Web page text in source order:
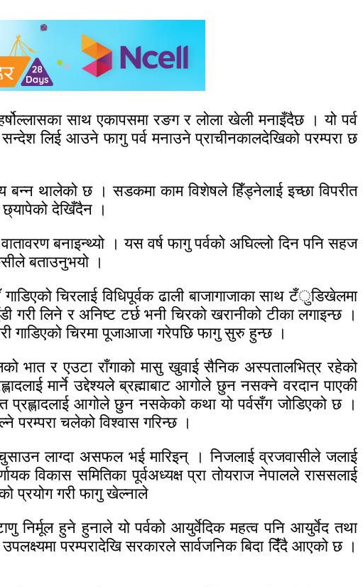
साथ एकापसमा रङग र लोला खेली मनाइँदैछ । यो पर्व
लिई आउने फागु पर्व मनाउने प्राचीनकालदेखिको परम्परा छ
बन्न थालेको छ । सडकमा काम विशेषले हिँड्नेलाई इच्छा विपरीत
छ्यापेको देखिँदैन ।
बनाइन्थ्यो । यस वर्ष फागु पर्वको अघिल्लो दिन पनि सहज
बताउनुभयो ।
चिरलाई विधिपूर्वक ढाली बाजागाजाका साथ टँुडिखेलमा
लिने र अनिष्ट टर्छ भनी चिरको खरानीको टीका लगाइन्छ ।
गाडिएको चिरमा पूजाआजा गरेपछि फागु सुरु हुन्छ ।
भात र एउटा राँगाको मासु खुवाई सैनिक अस्पतालभित्र रहेको
मार्ने उद्देश्यले ब्रह्माबाट आगोले छुन नसक्ने वरदान पाएकी
प्रह्लादलाई आगोले छुन नसकेको कथा यो पर्वसँग जोडिएको छ ।
परम्परा चलेको विश्वास गरिन्छ ।
चुसाउन लाग्दा असफल भई मारिइन् । निजलाई व्रजवासीले जलाई
विकास समितिका पूर्वअध्यक्ष प्रा तोयराज नेपालले राससलाई
प्रयोग गरी फागु खेल्नाले
निर्मूल हुने हुनाले यो पर्वको आयुर्वेदिक महत्व पनि आयुर्वेद तथा
परम्परादेखि सरकारले सार्वजनिक बिदा दिंँदै आएको छ ।